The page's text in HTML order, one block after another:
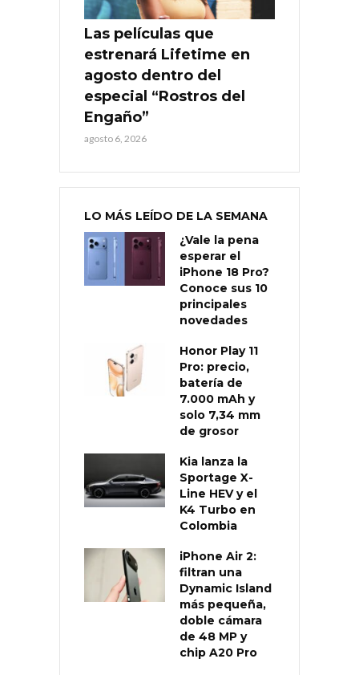
Las películas que
estrenará Lifetime en
agosto dentro del
especial “Rostros del
Engaño”
agosto 6, 2026
LO MÁS LEÍDO DE LA SEMANA
¿Vale la pena
esperar el
iPhone 18 Pro?
Conoce sus 10
principales
novedades
Honor Play 11
Pro: precio,
batería de
7.000 mAh y
solo 7,34 mm
de grosor
Kia lanza la
Sportage X-
Line HEV y el
K4 Turbo en
Colombia
iPhone Air 2:
filtran una
Dynamic Island
más pequeña,
doble cámara
de 48 MP y
chip A20 Pro